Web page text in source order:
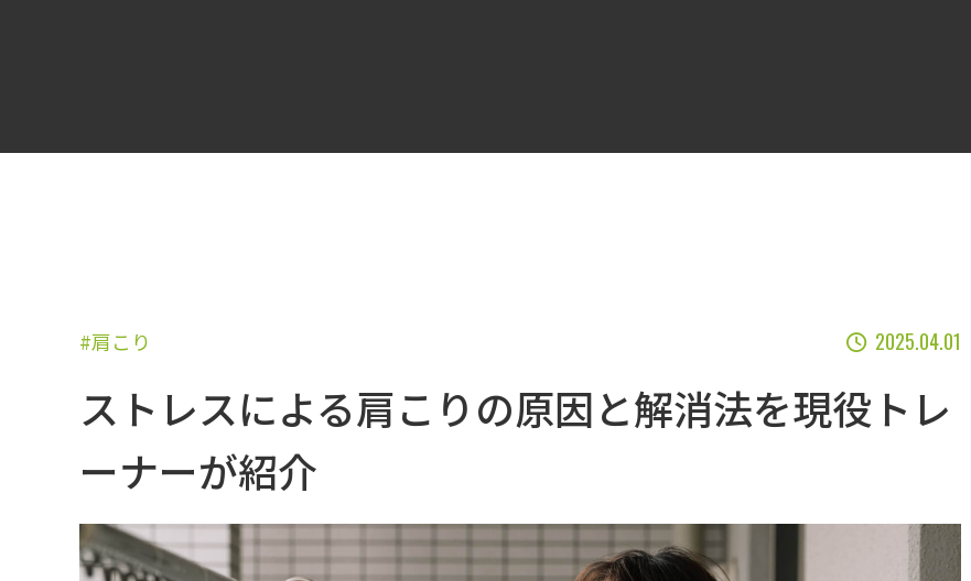
#肩こり 2025.04.01
ストレスによる肩こりの原因と解消法を現役トレ
ーナーが紹介